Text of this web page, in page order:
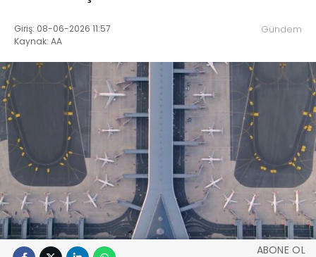
Giriş: 08-06-2026 11:57
Kaynak: AA
Gündem
ABONE OL